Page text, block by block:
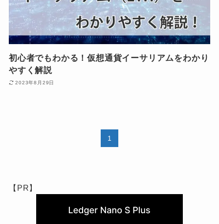
初心者でもわかる！仮想通貨イーサリアムをわかり
やすく解説
2023年8月29日
1
【PR】